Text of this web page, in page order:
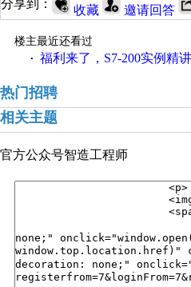
分享到： 收藏 邀请回答
楼主最近还看过
· 福利来了，S7-200实例精讲
热门招聘
相关主题
官方公众号智造工程师